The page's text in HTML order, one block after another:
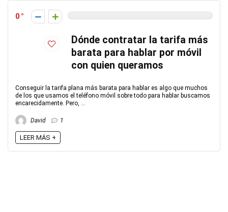
0
Dónde contratar la tarifa más
barata para hablar por móvil
con quien queramos
Conseguir la tarifa plana más barata para hablar es algo que muchos
de los que usamos el teléfono móvil sobre todo para hablar buscamos
encarecidamente. Pero, ...
David 1
LEER MÁS +